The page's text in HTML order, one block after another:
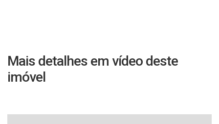
Mais detalhes em vídeo deste
imóvel